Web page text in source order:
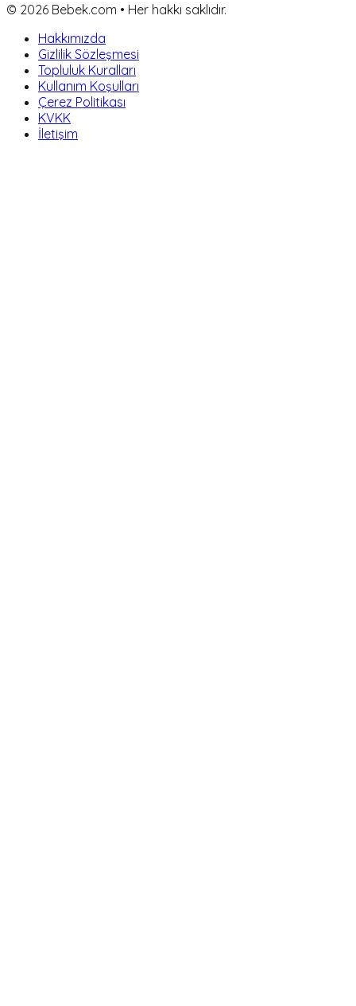
© 2026 Bebek.com • Her hakkı saklıdır.
Hakkımızda
Gizlilik Sözleşmesi
Topluluk Kuralları
Kullanım Koşulları
Çerez Politikası
KVKK
İletişim